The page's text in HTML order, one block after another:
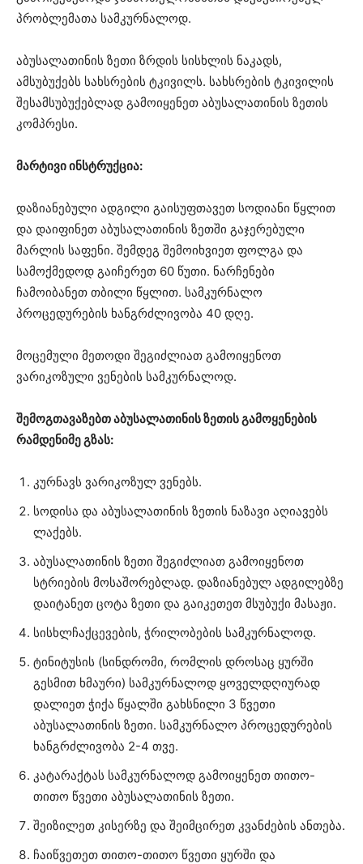
პრობლემათა სამკურნალოდ.
აბუსალათინის ზეთი ზრდის სისხლის ნაკადს,
ამსუბუქებს სახსრების ტკივილს. სახსრების ტკივილის
შესამსუბუქებლად გამოიყენეთ აბუსალათინის ზეთის
კომპრესი.
მარტივი ინსტრუქცია:
დაზიანებული ადგილი გაისუფთავეთ სოდიანი წყლით
და დაიფინეთ აბუსალათინის ზეთში გაჯერებული
მარლის საფენი. შემდეგ შემოიხვიეთ ფოლგა და
სამოქმედოდ გაიჩერეთ 60 წუთი. ნარჩენები
ჩამოიბანეთ თბილი წყლით. სამკურნალო
პროცედურების ხანგრძლივობა 40 დღე.
მოცემული მეთოდი შეგიძლიათ გამოიყენოთ
ვარიკოზული ვენების სამკურნალოდ.
შემოგთავაზებთ აბუსალათინის ზეთის გამოყენების
რამდენიმე გზას:
კურნავს ვარიკოზულ ვენებს.
სოდისა და აბუსალათინის ზეთის ნაზავი აღიავებს
ლაქებს.
აბუსალათინის ზეთი შეგიძლიათ გამოიყენოთ
სტრიების მოსაშორებლად. დაზიანებულ ადგილებზე
დაიტანეთ ცოტა ზეთი და გაიკეთეთ მსუბუქი მასაჟი.
სისხლჩაქცევების, ჭრილობების სამკურნალოდ.
ტინიტუსის (სინდრომი, რომლის დროსაც ყურში
გესმით ხმაური) სამკურნალოდ ყოველდღიურად
დალიეთ ჭიქა წყალში გახსნილი 3 წვეთი
აბუსალათინის ზეთი. სამკურნალო პროცედურების
ხანგრძლივობა 2-4 თვე.
კატარაქტას სამკურნალოდ გამოიყენეთ თითო-
თითო წვეთი აბუსალათინის ზეთი.
შეიზილეთ კისერზე და შეიმცირეთ კვანძების ანთება.
ჩაიწვეთეთ თითო-თითო წვეთი ყურში და